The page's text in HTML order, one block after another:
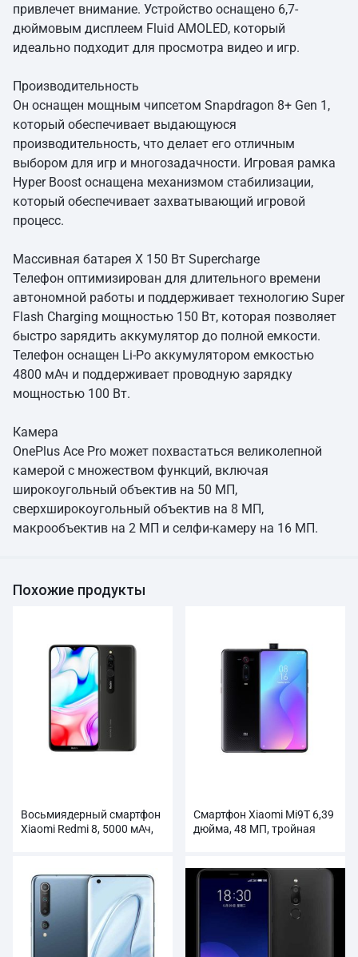
привлечет внимание. Устройство оснащено 6,7-
дюймовым дисплеем Fluid AMOLED, который
идеально подходит для просмотра видео и игр.
Производительность
Он оснащен мощным чипсетом Snapdragon 8+ Gen 1,
который обеспечивает выдающуюся
производительность, что делает его отличным
выбором для игр и многозадачности. Игровая рамка
Hyper Boost оснащена механизмом стабилизации,
который обеспечивает захватывающий игровой
процесс.
Массивная батарея X 150 Вт Supercharge
Телефон оптимизирован для длительного времени
автономной работы и поддерживает технологию Super
Flash Charging мощностью 150 Вт, которая позволяет
быстро зарядить аккумулятор до полной емкости.
Телефон оснащен Li-Po аккумулятором емкостью
4800 мАч и поддерживает проводную зарядку
мощностью 100 Вт.
Камера
OnePlus Ace Pro может похвастаться великолепной
камерой с множеством функций, включая
широкоугольный объектив на 50 МП,
сверхширокоугольный объектив на 8 МП,
макрообъектив на 2 МП и селфи-камеру на 16 МП.
Похожие продукты
Восьмиядерный смартфон
Xiaomi Redmi 8, 5000 мАч,
Смартфон Xiaomi Mi9T 6,39
дюйма, 48 МП, тройная